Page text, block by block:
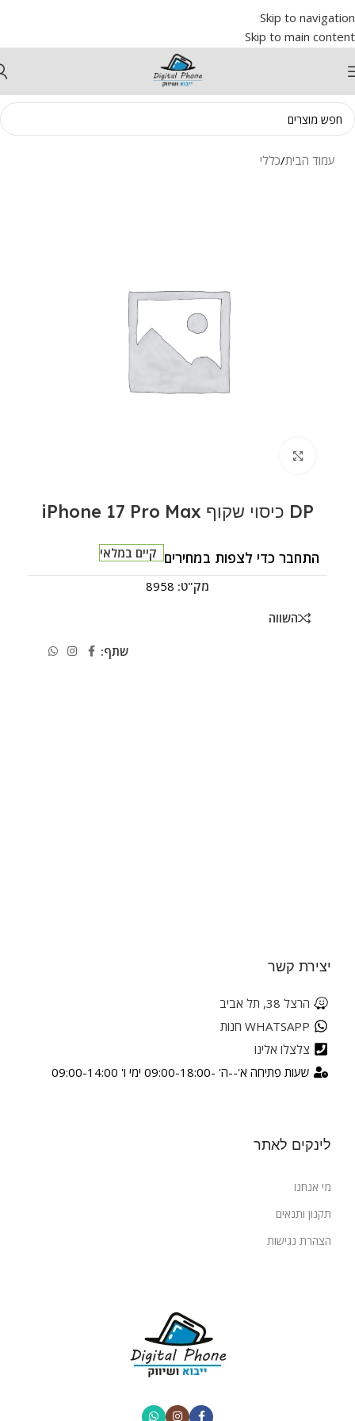
Skip to navigation
Skip to main content
עמוד הבית/כללי
DP כיסוי שקוף iPhone 17 Pro Max
התחבר כדי לצפות במחירים קיים במלאי
מק"ט: 8958
השווה
שתף:
יצירת קשר
הרצל 38, תל אביב
WHATSAPP חנות
צלצלו אלינו
שעות פתיחה א'--ה' -09:00-18:00 ימי ו' 09:00-14:00
לינקים לאתר
מי אנחנו
תקנון ותנאים
הצהרת נגישות